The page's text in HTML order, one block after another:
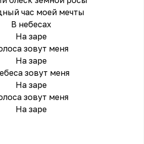
час моей мечты
В небесах
На заре
зовут меня
На заре
зовут меня
На заре
зовут меня
На заре